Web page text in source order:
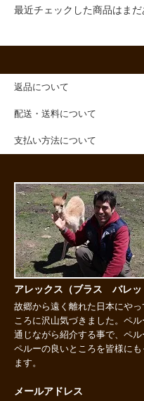
最近チェックした商品はまだ
返品について
配送・送料について
支払い方法について
アレックス（ブラス バレッ
故郷から遠く離れた日本にや
ころに沢山気づきました。ペ
通じながら紹介する事で、ペ
ペルーの良いところを皆様に
ます。
メールアドレス